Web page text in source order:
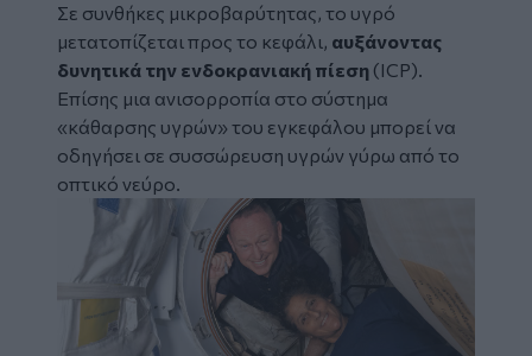
Σε συνθήκες μικροβαρύτητας, το υγρό
μετατοπίζεται προς το κεφάλι, αυξάνοντας
δυνητικά την ενδοκρανιακή πίεση (ICP).
Επίσης μια ανισορροπία στο σύστημα
«κάθαρσης υγρών» του εγκεφάλου μπορεί να
οδηγήσει σε συσσώρευση υγρών γύρω από το
οπτικό νεύρο.